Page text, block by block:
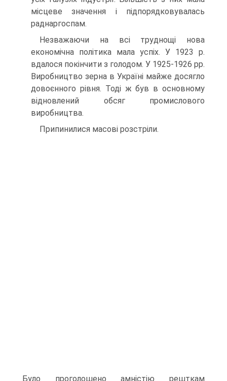
місцеве значення і підпорядковувалась
раднаргоспам.
Незважаючи на всі труднощі нова
економічна політика мала успіх. У 1923 р.
вдалося покінчити з голодом. У 1925-1926 рр.
Виробництво зерна в Україні майже досягло
довоєнного рівня. Тоді ж був в основному
відновлений обсяг промислового
виробництва.
Припинилися масові розстріли.
Було проголошено амністію решткам